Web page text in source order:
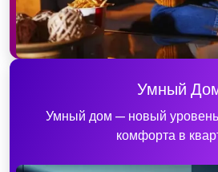
Умный
Умный дом — новый уровень
комфорта в